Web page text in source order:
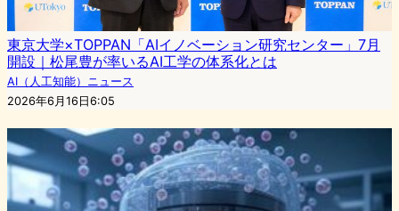
東京大学×TOPPAN「AIイノベーション研究センター」7月
開設｜松尾豊が率いるAI工学の体系化とは
AI（人工知能）ニュース
2026年6月16日6:05